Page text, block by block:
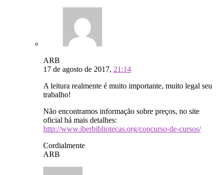
ARB
17 de agosto de 2017, 21:14
A leitura realmente é muito importante, muito legal seu
trabalho!
Não encontramos informação sobre preços, no site
oficial há mais detalhes:
http://www.iberbibliotecas.org/concurso-de-cursos/
Cordialmente
ARB